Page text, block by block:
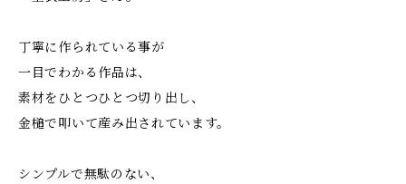
丁寧に作られている事が
一目でわかる作品は、
素材をひとつひとつ切り出し、
金槌で叩いて産み出されています。
シンプルで無駄のない、